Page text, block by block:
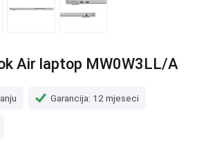
Air laptop MW0W3LL/A
Garancija: 12 mjeseci